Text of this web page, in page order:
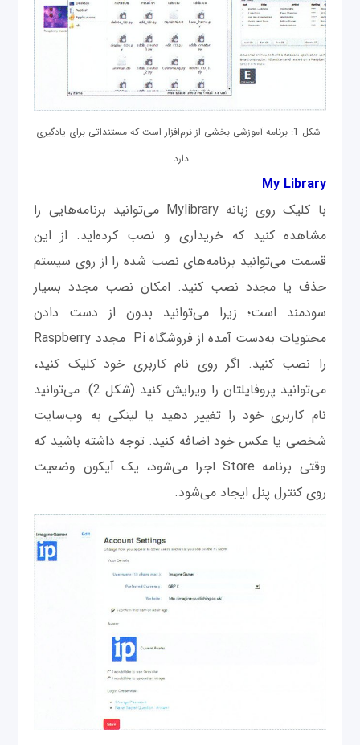
شکل 1: برنامه آموزشی بخشی از نرم‌افزار است که مستنداتی برای یادگیری
دارد.
My Library
با کلیک روی زبانه Mylibrary می‌توانید برنامه‌هایی را
مشاهده کنید که خریداری و نصب کرده‌اید. از این
قسمت می‌توانید برنامه‌های نصب شده را از روی سیستم
حذف یا مجدد نصب کنید. امکان نصب مجدد بسیار
سودمند است؛ زیرا می‌توانید بدون از دست دادن
محتویات به‌دست آمده از فروشگاه Pi مجدد Raspberry
را نصب کنید. اگر روی نام کاربری خود کلیک کنید،
می‌توانید پروفایلتان را ویرایش کنید (شکل 2). می‌توانید
نام کاربری خود را تغییر دهید یا لینکی به وب‌سایت
شخصی یا عکس خود اضافه کنید. توجه داشته باشید که
وقتی برنامه Store اجرا می‌شود، یک آیکون وضعیت
روی کنترل پنل ایجاد می‌شود.